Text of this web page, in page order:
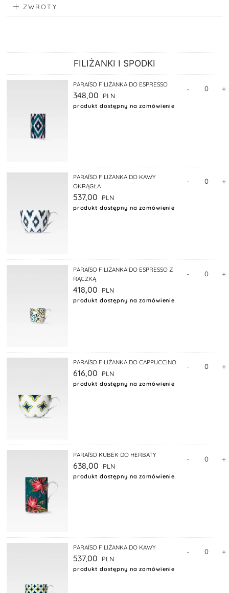
ZWROTY
FILIŻANKI I SPODKI
PARAÍSO FILIŻANKA DO ESPRESSO
348,00
produkt dostępny na zamówienie
- +
PARAÍSO FILIŻANKA DO KAWY
OKRĄGŁA
537,00
produkt dostępny na zamówienie
- +
PARAÍSO FILIŻANKA DO ESPRESSO Z
RĄCZKĄ
418,00
produkt dostępny na zamówienie
- +
PARAÍSO FILIŻANKA DO CAPPUCCINO
616,00
produkt dostępny na zamówienie
- +
PARAÍSO KUBEK DO HERBATY
638,00
produkt dostępny na zamówienie
- +
PARAÍSO FILIŻANKA DO KAWY
537,00
produkt dostępny na zamówienie
- +